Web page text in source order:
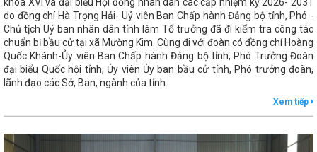
do đồng chí Hà Trọng Hải- Uỷ viên Ban Chấp hành Đảng bộ tỉnh, Phó -
Chủ tịch Uỷ ban nhân dân tỉnh làm Tổ trưởng đã đi kiểm tra công tác
chuẩn bị bầu cử tại xã Mường Kim. Cùng đi với đoàn có đồng chí Hoàng
Quốc Khánh-Ủy viên Ban Chấp hành Đảng bộ tỉnh, Phó Trưởng Đoàn
đại biểu Quốc hội tỉnh, Ủy viên Ủy ban bầu cử tỉnh, Phó trưởng đoàn,
lãnh đạo các Sở, Ban, ngành của tỉnh.
Xem tiếp